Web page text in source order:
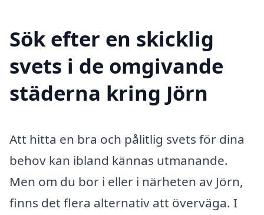
Sök efter en skicklig
svets i de omgivande
städerna kring Jörn
Att hitta en bra och pålitlig svets för dina
behov kan ibland kännas utmanande.
Men om du bor i eller i närheten av Jörn,
finns det flera alternativ att överväga. I